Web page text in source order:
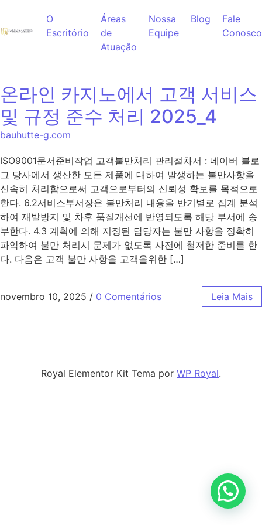
O
Escritório
Áreas
de
Atuação
Nossa
Equipe
Blog
Fale
Conosco
온라인 카지노에서 고객 서비스
및 규정 준수 처리 2025_4
bauhutte-g.com
ISO9001문서준비작업 고객불만처리 관리절차서 : 네이버 블로
그 당사에서 생산한 모든 제품에 대하여 발생하는 불만사항을
신속히 처리함으로써 고객으로부터의 신뢰성 확보를 목적으로
한다. 6.2서비스부서장은 불만처리 내용을 반기별로 집계 분석
하여 재발방지 및 차후 품질개선에 반영되도록 해당 부서에 송
부한다. 4.3 계획에 의해 지정된 담당자는 불만 사항을 정확히
파악하여 불만 처리시 문제가 없도록 사전에 철저한 준비를 한
다. 다음은 고객 불만 사항을 고객을위한 […]
novembro 10, 2025 / 0 Comentários Leia Mais
Royal Elementor Kit Tema por WP Royal.